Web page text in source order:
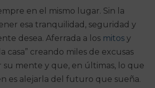
en el mismo lugar. Sin la
esa tranquilidad, seguridad y
desea. Aferrada a los mitos y
casa” creando miles de excusas
mente y que, en últimas, lo que
es alejarla del futuro que sueña.